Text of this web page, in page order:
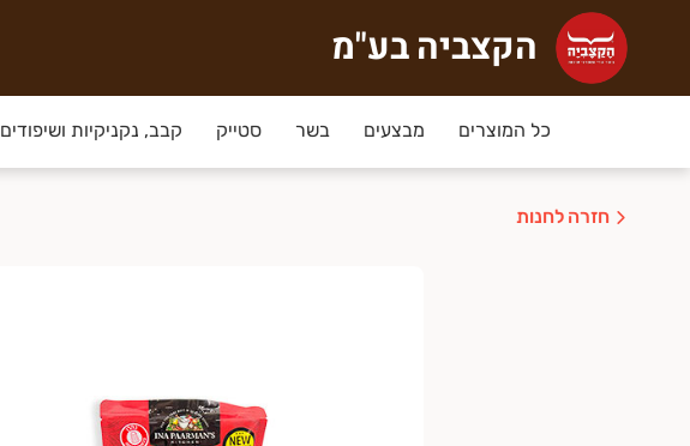
הקצביה בע"מהקצביה בע"מ
כל המוצרים מבצעים בשר סטייק קבב, נקניקיות ושיפודים
חזרה לחנות